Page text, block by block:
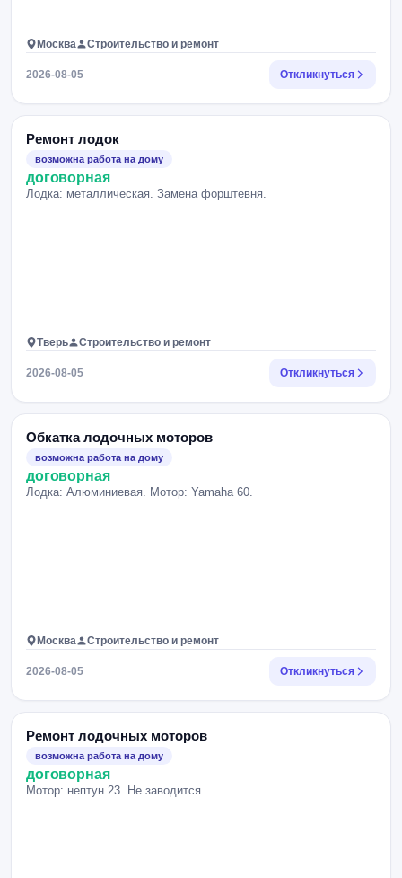
Москва Строительство и ремонт
2026-08-05 Откликнуться
Ремонт лодок
возможна работа на дому
договорная
Лодка: металлическая. Замена форштевня.
Тверь Строительство и ремонт
2026-08-05 Откликнуться
Обкатка лодочных моторов
возможна работа на дому
договорная
Лодка: Алюминиевая. Мотор: Yamaha 60.
Москва Строительство и ремонт
2026-08-05 Откликнуться
Ремонт лодочных моторов
возможна работа на дому
договорная
Мотор: нептун 23. Не заводится.